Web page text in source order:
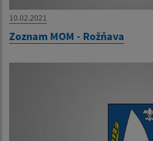
10.02.2021
Zoznam MOM - Rožňava